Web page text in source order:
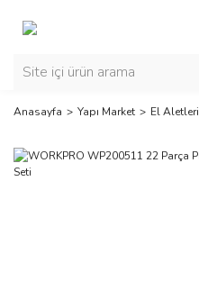
Anasayfa Yapı Market El Aletleri